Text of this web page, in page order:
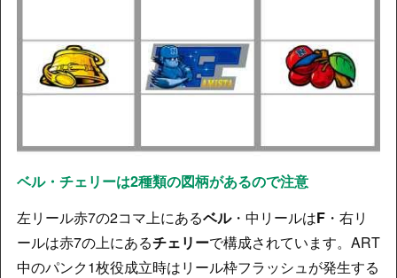
ベル・チェリーは2種類の図柄があるので注意
左リール赤7の2コマ上にあるベル・中リールはF・右リ
ールは赤7の上にあるチェリーで構成されています。ART
中のパンク1枚役成立時はリール枠フラッシュが発生する